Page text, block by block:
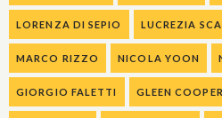
LORENZA DI SEPIO LUCREZIA
MARCO RIZZO NICOLA YOON
GIORGIO FALETTI GLEEN COOPER